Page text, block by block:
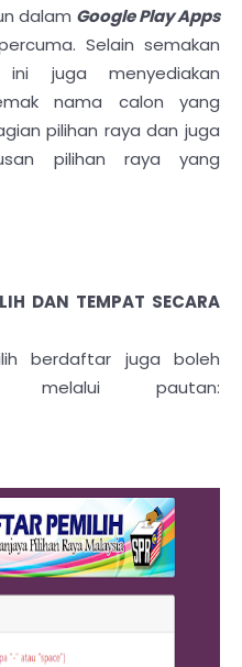
dalam Google Play Apps
Selain semakan
juga menyediakan
nama calon yang
pilihan raya dan juga
pilihan raya yang
DAN TEMPAT SECARA
berdaftar juga boleh
melalui pautan: